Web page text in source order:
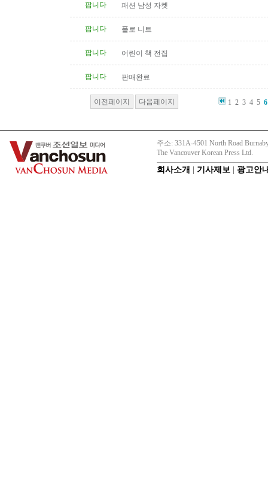
팝니다 패션 남성 자켓
팝니다 폴로 니트
팝니다 어린이 책 전집
팝니다 판매완료
이전페이지 다음페이지 1 2 3 4 5 6
주소: 331A-4501 North Road
The Vancouver Korean Press Ltd.
회사소개 기사제보 광고안